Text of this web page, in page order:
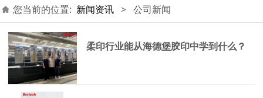
您当前的位置: 新闻资讯 > 公司新闻
柔印行业能从海德堡胶印中学到什么？